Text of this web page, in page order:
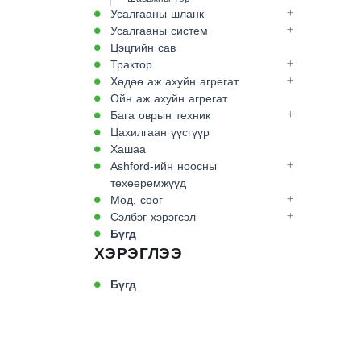
Усалгааны шланк
Усалгааны систем
Цэцгийн сав
Трактор
Хөдөө аж ахуйн агрегат
Ойн аж ахуйн агрегат
Бага оврын техник
Цахилгаан үүсгүүр
Хашаа
Ashford-ийн ноосны
төхөөрөмжүүд
Мод, сөөг
Сэлбэг хэрэгсэл
Бүгд
ХЭРЭГЛЭЭ
Бүгд